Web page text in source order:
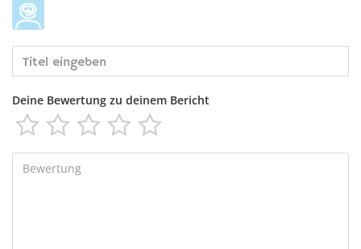
Deine Bewertung zu deinem Bericht
    